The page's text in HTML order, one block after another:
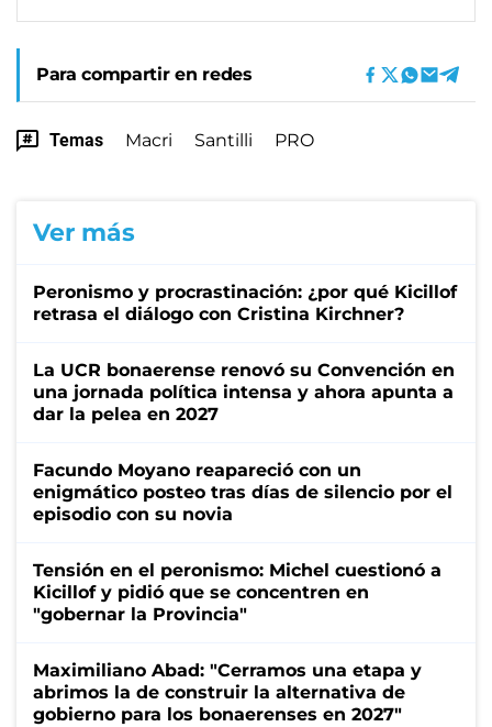
Para compartir en redes
Temas Macri Santilli PRO
Ver más
Peronismo y procrastinación: ¿por qué Kicillof
retrasa el diálogo con Cristina Kirchner?
La UCR bonaerense renovó su Convención en
una jornada política intensa y ahora apunta a
dar la pelea en 2027
Facundo Moyano reapareció con un
enigmático posteo tras días de silencio por el
episodio con su novia
Tensión en el peronismo: Michel cuestionó a
Kicillof y pidió que se concentren en
"gobernar la Provincia"
Maximiliano Abad: "Cerramos una etapa y
abrimos la de construir la alternativa de
gobierno para los bonaerenses en 2027"